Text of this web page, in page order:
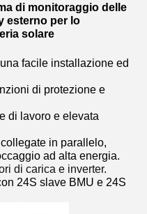
di monitoraggio delle
esterno per lo
solare
facile installazione ed
di protezione e
di lavoro e elevata
in parallelo,
ad alta energia.
di carica e inverter.
24S slave BMU e 24S